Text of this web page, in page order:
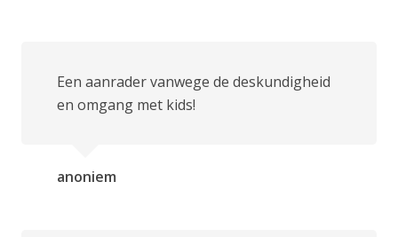
Een aanrader vanwege de deskundigheid
en omgang met kids!
anoniem